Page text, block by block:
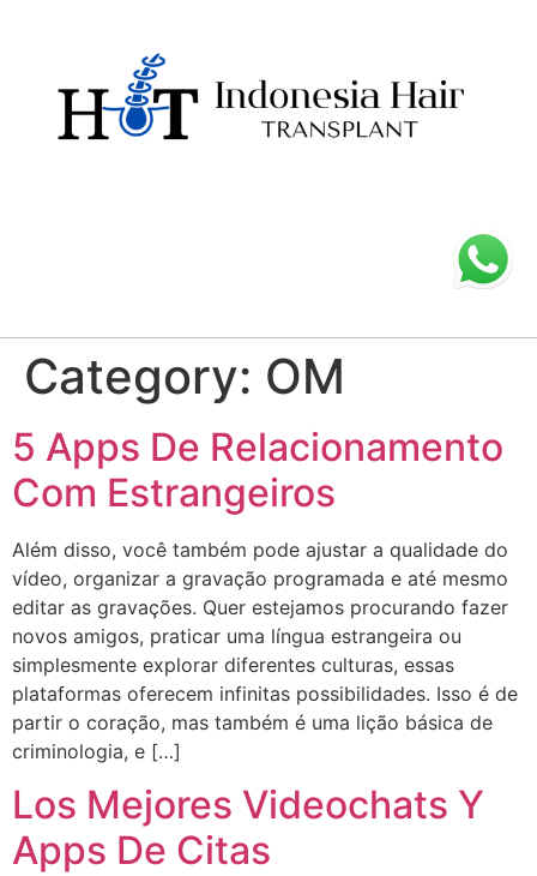
Category: OM
5 Apps De Relacionamento
Com Estrangeiros
Além disso, você também pode ajustar a qualidade do
vídeo, organizar a gravação programada e até mesmo
editar as gravações. Quer estejamos procurando fazer
novos amigos, praticar uma língua estrangeira ou
simplesmente explorar diferentes culturas, essas
plataformas oferecem infinitas possibilidades. Isso é de
partir o coração, mas também é uma lição básica de
criminologia, e […]
Los Mejores Videochats Y
Apps De Citas